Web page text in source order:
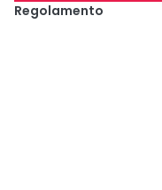
Regolamento